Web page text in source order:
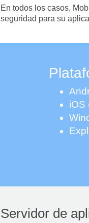
En todos los casos,
seguridad para su
iOS
Servidor de